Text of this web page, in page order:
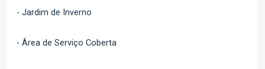
- Jardim de Inverno
- Área de Serviço Coberta